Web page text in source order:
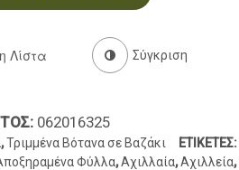
Λίστα Σύγκριση
062016325
,Τριμμένα Βότανα σε Βαζάκι ΕΤΙΚΈΤΕΣ:
Φύλλα,Αχιλλαία,Αχιλλεία,